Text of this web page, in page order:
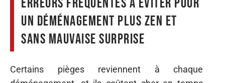
un déménagement plus zen et
sans mauvaise surprise
Certains pièges reviennent à chaque